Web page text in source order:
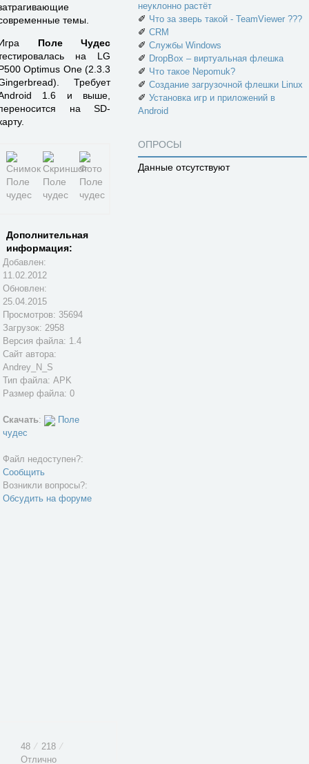
темы.
Поле Чудес
на LG
Optimus One (2.3.3
Требует
1.6 и выше,
на SD-
Дополнительная
информация:
Добавлен:
11.02.2012
Обновлен:
25.04.2015
Просмотров: 35694
Загрузок: 2958
Версия файла: 1.4
Сайт автора:
Andrey_N_S
Тип файла: APK
Размер файла: 0
Скачать:
Поле
чудес
Файл недоступен?:
Сообщить
Возникли вопросы?:
Обсудить на форуме
48 ⁄ 218 ⁄
Отлично
неуклонно растёт
✐ Что за зверь такой - TeamViewer ???
✐ CRM
✐ Службы Windows
✐ DropBox – виртуальная флешка
✐ Что такое Nepomuk?
✐ Создание загрузочной флешки Linux
✐ Установка игр и приложений в
Android
ОПРОСЫ
Данные отсутствуют